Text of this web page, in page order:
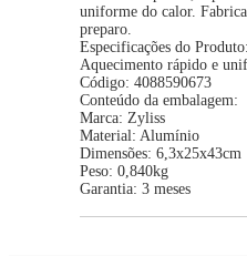
uniforme do calor.
preparo.
Especificações do Produto:
Aquecimento rápido e
Código: 4088590673
Conteúdo da embalagem:
Marca: Zyliss
Material: Alumínio
Dimensões: 6,3x25x43cm
Peso: 0,840kg
Garantia: 3 meses